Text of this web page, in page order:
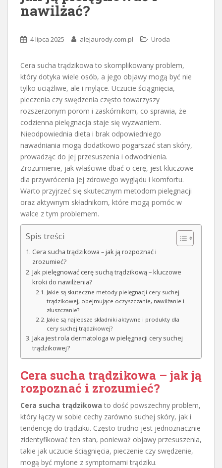
nawilżać?
4 lipca 2025 alejaurody.com.pl Uroda
Cera sucha trądzikowa to skomplikowany problem,
który dotyka wiele osób, a jego objawy mogą być nie
tylko uciążliwe, ale i mylące. Uczucie ściągnięcia,
pieczenia czy swędzenia często towarzyszy
rozszerzonym porom i zaskórnikom, co sprawia, że
codzienna pielęgnacja staje się wyzwaniem.
Nieodpowiednia dieta i brak odpowiedniego
nawadniania mogą dodatkowo pogarszać stan skóry,
prowadząc do jej przesuszenia i odwodnienia.
Zrozumienie, jak właściwie dbać o cerę, jest kluczowe
dla przywrócenia jej zdrowego wyglądu i komfortu.
Warto przyjrzeć się skutecznym metodom pielęgnacji
oraz aktywnym składnikom, które mogą pomóc w
walce z tym problemem.
Spis treści
Cera sucha trądzikowa – jak ją rozpoznać i
zrozumieć?
Jak pielęgnować cerę suchą trądzikową – kluczowe
kroki do nawilżenia?
Jakie są skuteczne metody pielęgnacji cery suchej
trądzikowej, obejmujące oczyszczanie, nawilżanie i
złuszczanie?
Jakie są najlepsze składniki aktywne i produkty dla
cery suchej trądzikowej?
Jaka jest rola dermatologa w pielęgnacji cery suchej
trądzikowej?
Cera sucha trądzikowa – jak ją
rozpoznać i zrozumieć?
Cera sucha trądzikowa to dość powszechny problem,
który łączy w sobie cechy zarówno suchej skóry, jak i
tendencję do trądziku. Często trudno jest jednoznacznie
zidentyfikować ten stan, ponieważ objawy przesuszenia,
takie jak uczucie ściągnięcia, pieczenie czy swędzenie,
mogą być mylone z symptomami trądziku.